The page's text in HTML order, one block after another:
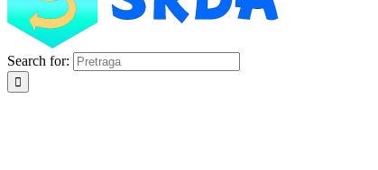
Search for: